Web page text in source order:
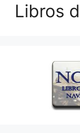
Libros